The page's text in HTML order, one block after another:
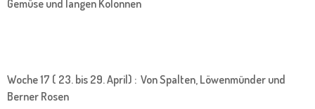
Gemüse und langen Kolonnen
Woche 17 ( 23. bis 29. April) : Von Spalten, Löwenmünder und
Berner Rosen